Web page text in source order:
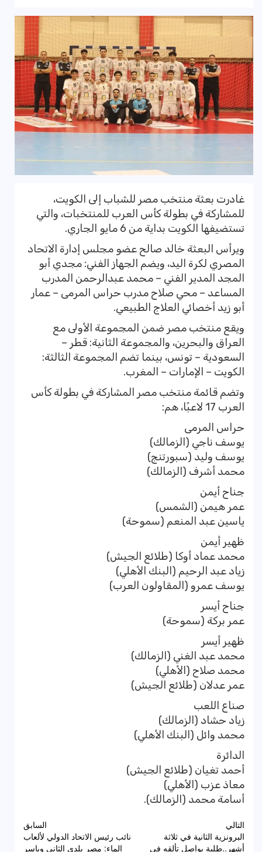
غادرت بعثة منتخب مصر للشباب إلى الكويت،
للمشاركة في بطولة كأس العرب للمنتخبات، والتي
تستضيفها الكويت بداية من 6 مايو الجاري.
ويرأس البعثة خالد صالح عضو مجلس إدارة الاتحاد
المصري لكرة اليد، ويضم الجهاز الفني: مجدي أبو
المجد المدير الفني – محمد عبدالرحمن المدرب
المساعد – محي صلاح مدرب حراس المرمى – عمار
أبو زيد أخصائي العلاج الطبيعي.
ويقع منتخب مصر ضمن المجموعة الأولى مع
العراق والبحرين، والمجموعة الثانية: قطر –
السعودية – تونس، بينما تضم المجموعة الثالثة:
الكويت – الإمارات – المغرب.
وتضم قائمة منتخب مصر المشاركة في بطولة كأس
العرب 17 لاعبًا، هم:
حراس المرمى
يوسف ناجي (الزمالك)
يوسف وليد (سبورتنج)
محمد أشرف (الزمالك)
جناح أيمن
عمر هيمن (الشمس)
ياسين عبد المنعم (سموحة)
ظهير أيمن
محمد عماد أوكا (طلائع الجيش)
زياد عبد الرحيم (البنك الأهلي)
يوسف عمرو (المقاولون العرب)
جناح أيسر
عمر بركة (سموحة)
ظهير أيسر
محمد عبد الغني (الزمالك)
محمد صلاح (الأهلي)
عمر عدلان (طلائع الجيش)
صناع اللعب
زياد حشاد (الزمالك)
محمد وائل (البنك الأهلي)
الدائرة
أحمد تغيان (طلائع الجيش)
معاذ عزب (الأهلي)
أسامة محمد (الزمالك).
تصفّح
السابق
نائب رئيس الاتحاد الدولي لألعاب
الماء: مصر بلدي الثاني وياسر
التالي
البرونزية الثانية في ثلاثة
أشهر..طلبة يواصل تألقه في